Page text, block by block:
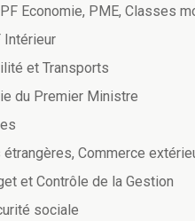
Economie, PME, Classes
Intérieur
et Transports
du Premier Ministre
Commerce
et Contrôle de la Gestion
sociale